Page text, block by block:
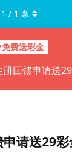
免费送彩金
回馈申请送
1 / 1 条
请送29